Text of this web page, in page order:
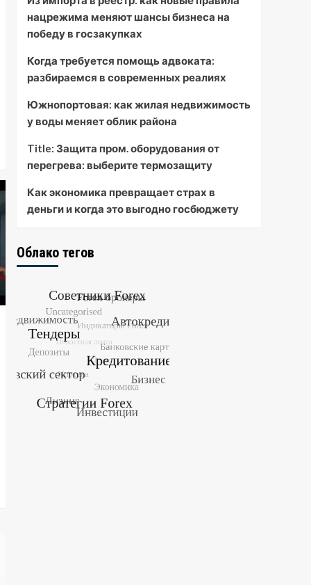
Как экономика
превращает страх в
деньги и когда это
нацрежима меняют шансы бизнеса на
победу в госзакупках
Когда требуется помощь адвоката:
разбираемся в современных реалиях
Южнопортовая: как жилая недвижимость
у воды меняет облик района
Title: Защита пром. оборудования от
перегрева: выберите термозащиту
Как экономика превращает страх в
деньги и когда это выгодно госбюджету
Облако тегов